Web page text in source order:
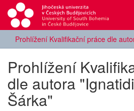
Prohlížení Kvalifikační práce dle
Prohlížení
dle autora
Šárka"